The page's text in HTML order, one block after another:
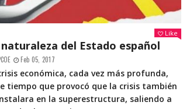
Like
naturaleza del Estado español
Feb 05, 2017
económica, cada vez más profunda,
tiempo que provocó que la crisis también
en la superestructura, saliendo a